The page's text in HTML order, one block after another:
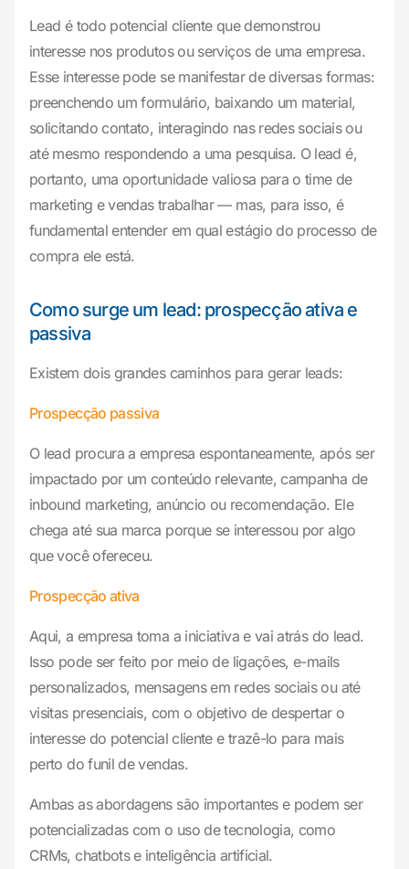
Lead é todo potencial cliente que demonstrou
interesse nos produtos ou serviços de uma empresa.
Esse interesse pode se manifestar de diversas formas:
preenchendo um formulário, baixando um material,
solicitando contato, interagindo nas redes sociais ou
até mesmo respondendo a uma pesquisa. O lead é,
portanto, uma oportunidade valiosa para o time de
marketing e vendas trabalhar — mas, para isso, é
fundamental entender em qual estágio do processo de
compra ele está.
Como surge um lead: prospecção ativa e
passiva
Existem dois grandes caminhos para gerar leads:
Prospecção passiva
O lead procura a empresa espontaneamente, após ser
impactado por um conteúdo relevante, campanha de
inbound marketing, anúncio ou recomendação. Ele
chega até sua marca porque se interessou por algo
que você ofereceu.
Prospecção ativa
Aqui, a empresa toma a iniciativa e vai atrás do lead.
Isso pode ser feito por meio de ligações, e-mails
personalizados, mensagens em redes sociais ou até
visitas presenciais, com o objetivo de despertar o
interesse do potencial cliente e trazê-lo para mais
perto do funil de vendas.
Ambas as abordagens são importantes e podem ser
potencializadas com o uso de tecnologia, como
CRMs, chatbots e inteligência artificial.